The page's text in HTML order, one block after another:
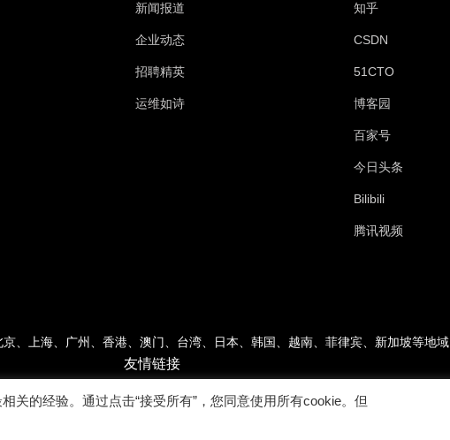
新闻报道
企业动态
招聘精英
运维如诗
知乎
CSDN
51CTO
博客园
百家号
今日头条
Bilibili
腾讯视频
、上海、广州、香港、澳门、台湾、日本、韩国、越南、菲律宾、新加坡等地域
友情链接
关的经验。通过点击“接受所有”，您同意使用所有cookie。但